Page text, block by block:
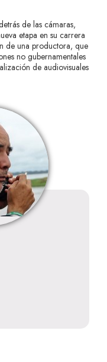
de las cámaras,
etapa en su carrera
de una productora, que
no gubernamentales
de audiovisuales